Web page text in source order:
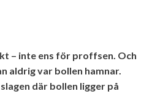
– inte ens för proffsen. Och
aldrig var bollen hamnar.
där bollen ligger på